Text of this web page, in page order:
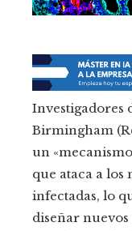
Investigadores
Birmingham
un
que ataca a los
infectadas, lo
diseñar